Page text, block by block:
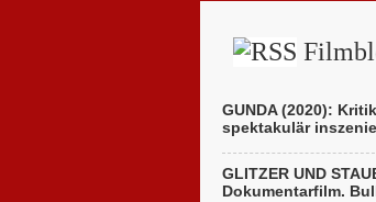
GUNDA (2020):
spektakulär
GLITZER UND
Dokumentarfilm.